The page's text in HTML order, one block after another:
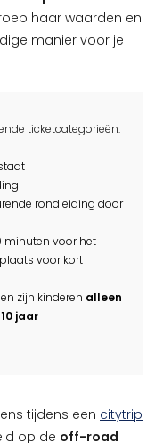
haar waarden en
manier voor je
ticketcategorieën:
rondleiding door
minuten voor het
voor kort
zijn kinderen alleen
jaar
tijdens een citytrip
op de off-road